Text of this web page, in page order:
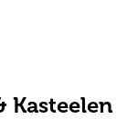
Kasteelen